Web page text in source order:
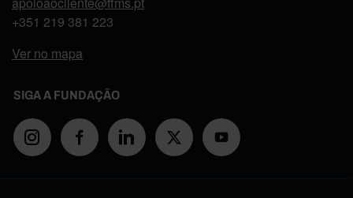
+351 219 381 223
Ver no mapa
SIGA A FUNDAÇÃO